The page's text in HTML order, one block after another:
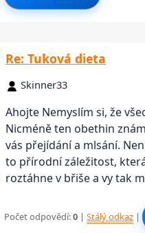
Re: Tuková dieta
Skinner33
Ahojte Nemyslím si, že
Nicméně ten obethin
vás přejídání a mlsání.
to přírodní záležitost,
roztáhne v břiše a vy tak
Počet odpovědí:0 |Stálý odkaz |